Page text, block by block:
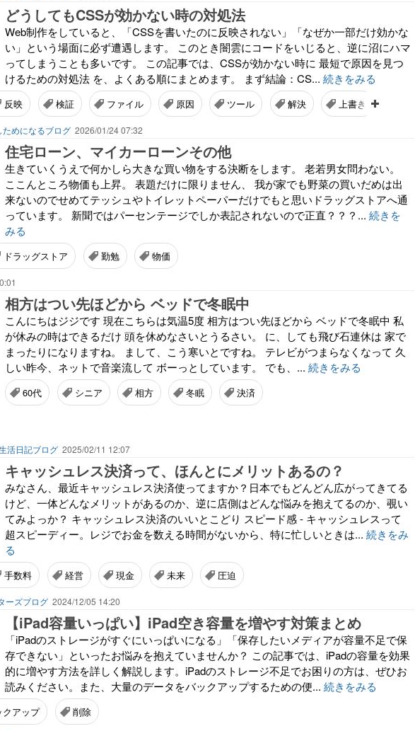
どうしてもCSSが効かない時の対処法
Web制作をしていると、「CSSを書いたのに反映されない」「なぜか一部だけ効かな
い」という場面に必ず遭遇します。 このとき闇雲にコードをいじると、逆に沼にハマ
ってしまうことも多いです。 この記事では、CSSが効かない時に 最短で原因を見つ
けるための対処法 を、よくある順にまとめます。 まず結論：CS... 続きをみる
反映 検証 ファイル 原因 ツール 解決 上書き
めになるブログ 2026/01/24 07:32
住宅ローン、マイカーローンその他
生きていくうえで何かしら大きな買い物をする決断をします。 老若男女問わない。
ここんところ物価も上昇。 表題だけに限りません、 我が家でも野菜の買いだめは出
来ないのでせめてテッシュやトイレットペーパーだけでもと思いドラッグストアへ通
っています。 新聞ではパーセンテージでしか表記されないので正直？？？... 続きを
みる
ドラッグストア 勤勉 物価
相方はつい先ほどから ベッドで冬眠中
こんにちはジジです 現在こちらは気温5度 相方はつい先ほどから ベッドで冬眠中 私
が休みの時はできるだけ 頭を休めなさいとうるさい。 に、しても飛び石連休は 家で
まったりになりますね。 まして、こう寒いとですね。 テレビがつまらなくなって 久
しい昨今、ネットで音楽流して ボーっとしています。 でも、... 続きをみる
60代 シニア 相方 冬眠 決済
活日記ブログ 2025/02/11 12:07
キャッシュレス決済って、ほんとにメリットあるの？
みなさん、最近キャッシュレス決済使ってますか？日本でもどんどん広がってきてる
けど、一体どんなメリットがあるのか、逆に店側はどんな悩みを抱えてるのか、覗い
てみよっか？ キャッシュレス決済のいいとこどり スピード感 - キャッシュレスって
超スピーディー。レジでお金を数える時間がないから、特に忙しいときは... 続きをみ
る
手数料 経営 現金 未来 圧迫
ーズブログ 2024/12/05 14:20
【iPad容量いっぱい】iPad空き容量を増やす対策まとめ
「iPadのストレージがすぐにいっぱいになる」「保存したいメディアが容量不足で保
存できない」といったお悩みを抱えていませんか？ この記事では、iPadの容量を効果
的に増やす方法を詳しく解説します。iPadのストレージ不足でお困りの方は、ぜひお
読みください。また、大量のデータをバックアップするための便... 続きをみる
クアップ 削除